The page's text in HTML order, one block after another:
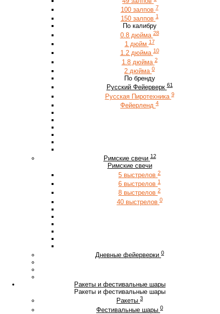
100 залпов 7
150 залпов 1
По калибру
0.8 дюйма 28
1 дюйм 17
1.2 дюйма 10
1.8 дюйма 2
2 дюйма 0
По бренду
Русский Фейерверк 61
Русская Пиротехника 9
Фейерленд 4
Римские свечи 12
Римские свечи
5 выстрелов 2
6 выстрелов 1
8 выстрелов 2
40 выстрелов 0
Дневные фейерверки 0
Ракеты и фестивальные шары
Ракеты и фестивальные шары
Ракеты 3
Фестивальные шары 0